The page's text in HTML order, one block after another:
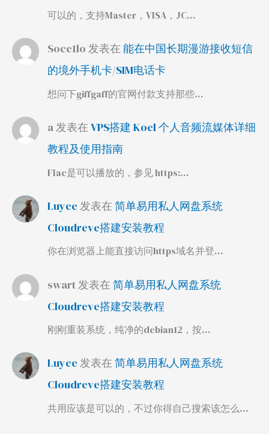
可以的，支持Master，VISA，JC…
Soce1lo 发表在能在中国长期漫游接收短信
的境外手机卡/SIM电话卡
想问下giffgaff的官网付款支持那些…
a发表在VPS搭建 Koel 个人音频流媒体详细
教程及使用指南
Flac是可以播放的，参见 https:…
Luyee 发表在 简单易用私人网盘系统
Cloudreve搭建安装教程
你在浏览器上能直接访问https域名并登…
swart发表在 简单易用私人网盘系统
Cloudreve搭建安装教程
刚刚重装系统，纯净的debian12，按…
Luyee 发表在简单易用私人网盘系统
Cloudreve搭建安装教程
共用应该是可以的，不过你得自己搜索该怎么…